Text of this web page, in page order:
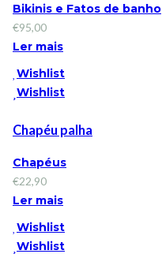
Bikinis e Fatos de banho
€95,00
Ler mais
Wishlist
Wishlist
Chapéu palha
Chapéus
€22,90
Ler mais
Wishlist
Wishlist